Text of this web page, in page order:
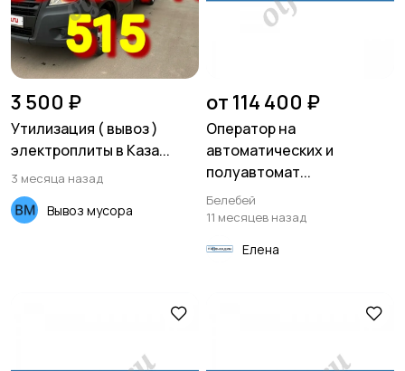
Хозяйство и уборка
Юристы Услуги аренды
3 500 ₽
Утилизация ( вывоз )
электроплиты в Каза...
3 месяца назад
Вывоз мусора
от 114 400 ₽
Оператор на
автоматических и
полуавтомат...
Белебей
11 месяцев назад
Елена